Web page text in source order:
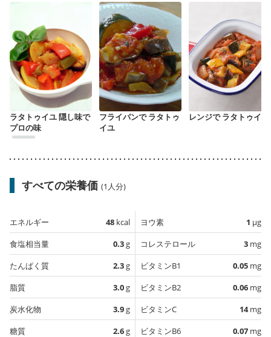
ラタトゥイユ 隠し味で
プロの味
フライパンで ラタトゥ
イユ
レンジで ラタトゥイユ
すべての栄養価 (1人分)
エネルギー 48 kcal
食塩相当量
0.3g
たんぱく質
2.3g
脂質
3.0g
炭水化物
3.9g
糖質
2.6g
ヨウ素 1 µg
コレステロール
3 mg
ビタミンB1
0.05 mg
ビタミンB2
0.06 mg
ビタミンC
14mg
ビタミンB6
0.07 mg